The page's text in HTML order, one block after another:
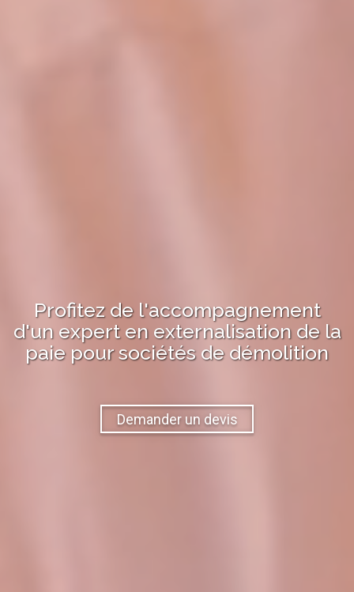
Profitez de l'accompagnement
d'un expert en externalisation de la
paiepoursociétés de démolition
Demander un devis